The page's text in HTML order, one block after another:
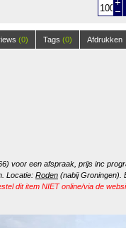
(0) Tags (0) Afdrukken
voor een afspraak, prijs inc
Locatie: Roden (nabij Groningen).
dit item NIET online/via de